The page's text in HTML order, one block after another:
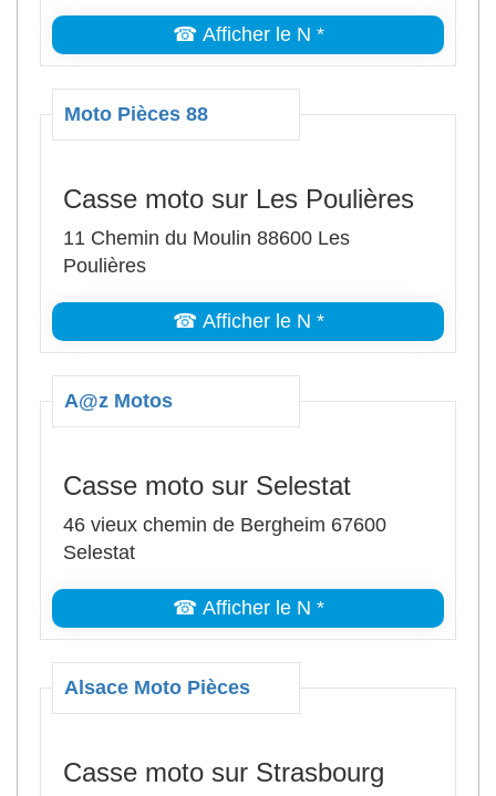
☎ Afficher le N *
Moto Pièces 88
Casse moto sur Les Poulières
11 Chemin du Moulin 88600 Les
Poulières
☎ Afficher le N *
A@z Motos
Casse moto sur Selestat
46 vieux chemin de Bergheim 67600
Selestat
☎ Afficher le N *
Alsace Moto Pièces
Casse moto sur Strasbourg